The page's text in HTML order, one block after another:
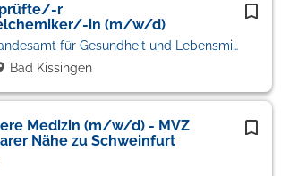
r
in (m/w/d)
Bayerisches Landesamt für Gesundheit und Lebensmittelsicherheit
Bad Kissingen
Medizin (m/w/d) - MVZ
Nähe zu Schweinfurt